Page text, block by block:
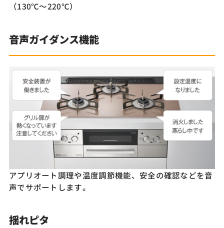
（130℃～220℃）
音声ガイダンス機能
アプリオート調理や温度調節機能、安全の確認などを音
声でサポートします。
揺れピタ